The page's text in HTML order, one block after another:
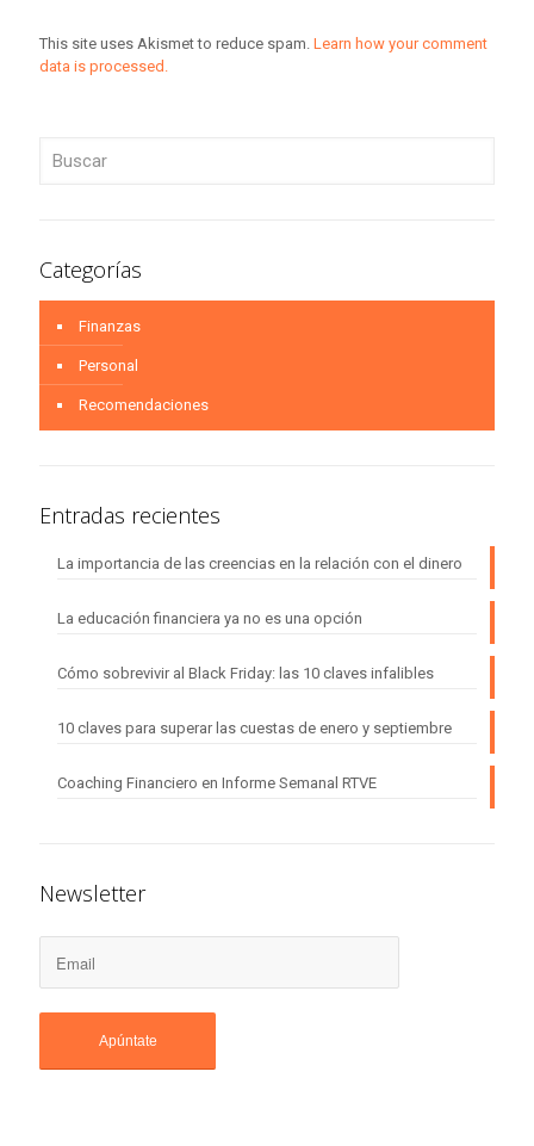
This site uses Akismet to reduce spam. Learn how your comment
data is processed.
Categorías
Finanzas
Personal
Recomendaciones
Entradas recientes
La importancia de las creencias en la relación con el dinero
La educación financiera ya no es una opción
Cómo sobrevivir al Black Friday: las 10 claves infalibles
10 claves para superar las cuestas de enero y septiembre
Coaching Financiero en Informe Semanal RTVE
Newsletter